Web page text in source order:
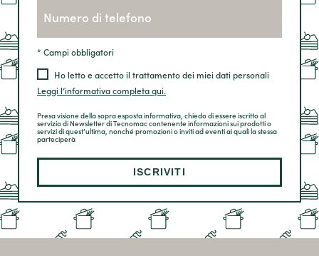
* Campi obbligatori
Ho letto e accetto il trattamento dei miei dati personali
Leggi l’informativa completa qui.
Presa visione della sopra esposta informativa, chiedo di essere iscritto al
servizio di Newsletter di Tecnomac contenente informazioni sui prodotti o
servizi di quest’ultima, nonché promozioni o inviti ad eventi ai quali la stessa
parteciperà